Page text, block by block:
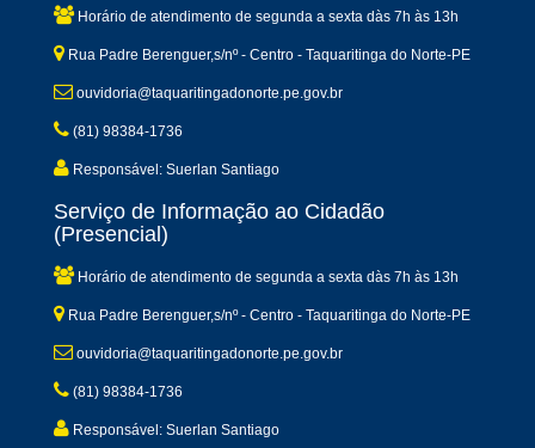
Horário de atendimento de segunda a sexta dàs 7h às 13h
Rua Padre Berenguer,s/nº - Centro - Taquaritinga do Norte-PE
ouvidoria@taquaritingadonorte.pe.gov.br
(81) 98384-1736
Responsável: Suerlan Santiago
Serviço de Informação ao Cidadão
(Presencial)
Horário de atendimento de segunda a sexta dàs 7h às 13h
Rua Padre Berenguer,s/nº - Centro - Taquaritinga do Norte-PE
ouvidoria@taquaritingadonorte.pe.gov.br
(81) 98384-1736
Responsável: Suerlan Santiago